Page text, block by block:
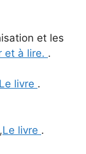
et les
et à lire. .
Le livre .
Le livre .